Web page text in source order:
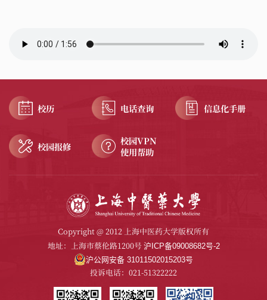
校历 电话查询 信息化手册
校园报修
校园VPN
使用帮助
Copyright @ 2012 上海中医药大学版权所有
地址：上海市蔡伦路1200号 沪ICP备09008682号-2
沪公网安备 31011502015203号
投诉电话：021-51322222